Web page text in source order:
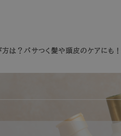
は？パサつく髪や頭皮のケアにも！